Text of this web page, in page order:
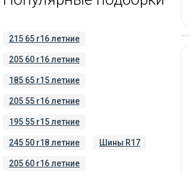
Laufenn
Maxxis
Michelin
Nexen
Nokian Tyres
Roadcruza
215 65 r16 летние
205 60 r16 летние
185 65 r15 летние
205 55 r16 летние
195 55 r15 летние
245 50 r18 летние Шины R17
205 60 r16 летние